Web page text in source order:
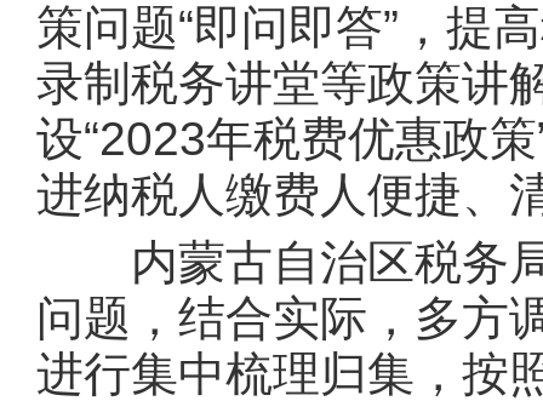
策问题“即问即答”，提
录制税务讲堂等政策讲
设“2023年税费优惠政
进纳税人缴费人便捷、
内蒙古自治区税务局
问题，结合实际，多方
进行集中梳理归集，按